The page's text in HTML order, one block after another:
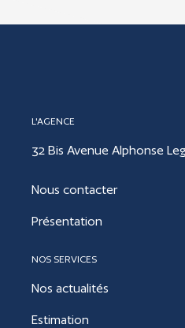
L'AGENCE
32 Bis Avenue Alphonse
Nous contacter
Présentation
NOS SERVICES
Nos actualités
Estimation